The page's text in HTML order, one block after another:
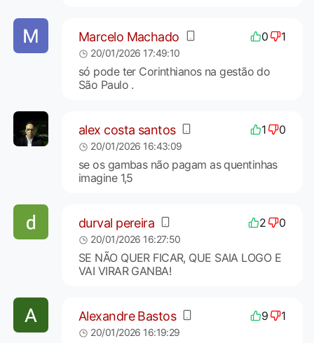
Marcelo Machado 0 1
20/01/2026 17:49:10
só pode ter Corinthianos na gestão do
São Paulo .
alex costa santos 1 0
20/01/2026 16:43:09
se os gambas não pagam as quentinhas
imagine 1,5
durval pereira 2 0
20/01/2026 16:27:50
SE NÃO QUER FICAR, QUE SAIA LOGO E
VAI VIRAR GANBA!
Alexandre Bastos 9 1
20/01/2026 16:19:29